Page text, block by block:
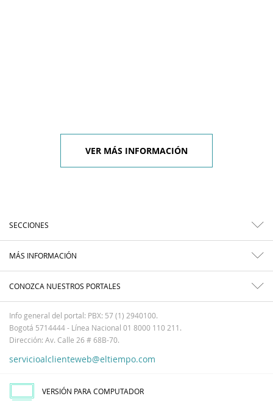
VER MÁS INFORMACIÓN
SECCIONES
MÁS INFORMACIÓN
CONOZCA NUESTROS PORTALES
Info general del portal: PBX: 57 (1) 2940100.
Bogotá 5714444 - Línea Nacional 01 8000 110 211.
Dirección: Av. Calle 26 # 68B-70.
servicioalclienteweb@eltiempo.com
VERSIÓN PARA COMPUTADOR